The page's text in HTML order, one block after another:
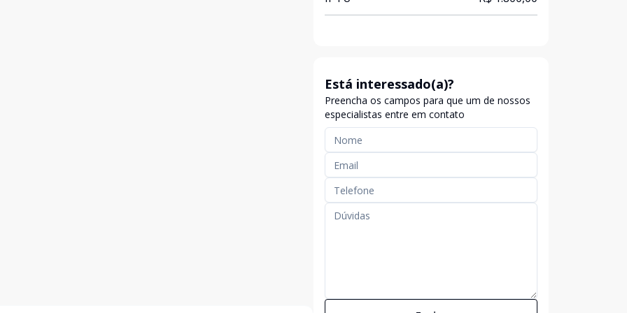
Está interessado(a)?
Preencha os campos para que um de nossos
especialistas entre em contato